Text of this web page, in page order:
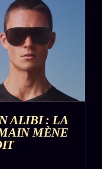
ALIBI : LA
MÈNE